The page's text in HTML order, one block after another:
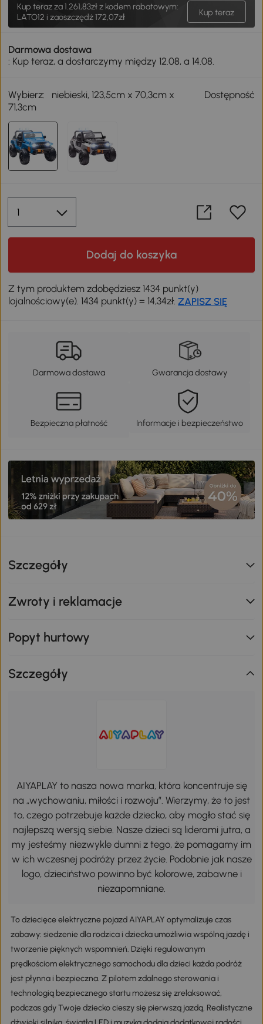
Kup teraz za1.261,83złz kodem rabatowym:
LATO12 i zaoszczędź 172,07zł
Kup teraz
Darmowa dostawa
: Kup teraz, a dostarczymy między 12.08, a 14.08.
Wybierz:
niebieski, 123,5cm x 70,3cm x
71,3cm
Dostępność
Dodaj do koszyka
Z tym produktem zdobędziesz 1434 punkt(y)
lojalnościowy(e). 1434 punkt(y) = 14,34zł.ZAPISZ SIĘ
Darmowa dostawa Gwarancja dostawy
Bezpieczna płatność Informacje i bezpieczeństwo
Szczegóły
Zwroty i reklamacje
Popyt hurtowy
Szczegóły
AIYAPLAY to nasza nowa marka, która koncentruje się
na „wychowaniu, miłości i rozwoju”. Wierzymy, że to jest
to, czego potrzebuje każde dziecko, aby mogło stać się
najlepszą wersją siebie. Nasze dzieci są liderami jutra, a
my jesteśmy niezwykle dumni z tego, że pomagamy im
w ich wczesnej podróży przez życie. Podobnie jak nasze
logo, dzieciństwo powinno być kolorowe, zabawne i
niezapomniane.
To dziecięce elektryczne pojazd AIYAPLAY optymalizuje czas
zabawy: siedzenie dla rodzica i dziecka umożliwia wspólną jazdę i
tworzenie pięknych wspomnień. Dzięki regulowanym
prędkościom elektrycznego samochodu dla dzieci każda podróż
jest płynna i bezpieczna. Z pilotem zdalnego sterowania i
technologią bezpiecznego startu możesz się zrelaksować,
podczas gdy Twoje dziecko cieszy się pierwszą jazdą. Realistyczne